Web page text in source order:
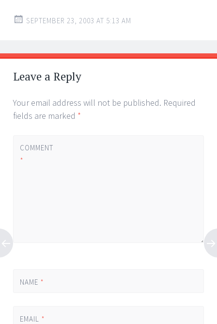
SEPTEMBER 23, 2003 AT 5:13 AM
Leave a Reply
Your email address will not be published. Required
fields are marked *
COMMENT
*
NAME *
EMAIL *